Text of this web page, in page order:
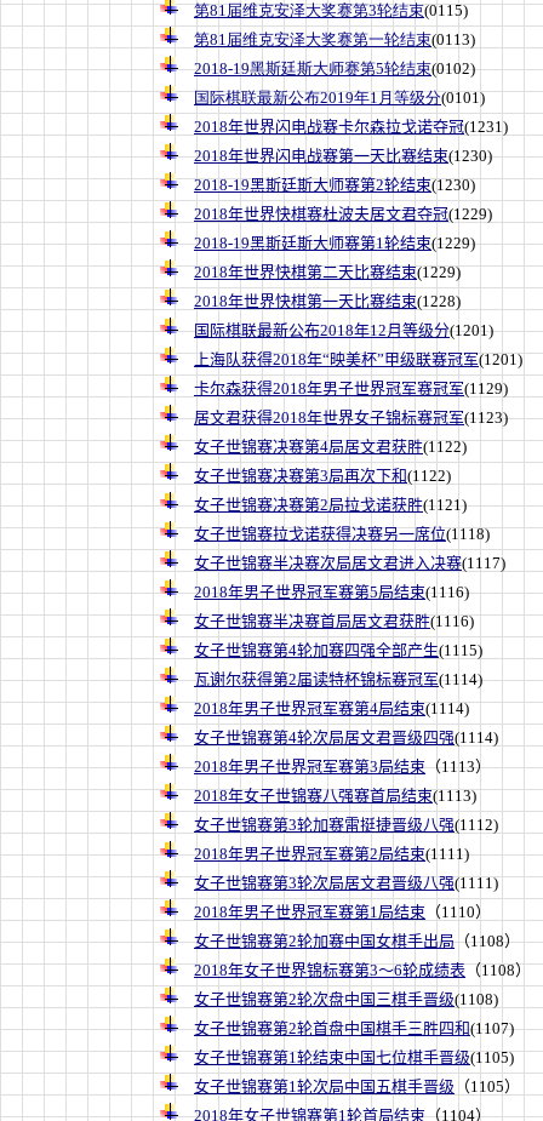
第81届维克安泽大奖赛第3轮结束(0115)
第81届维克安泽大奖赛第一轮结束(0113)
2018-19黑斯廷斯大师赛第5轮结束(0102)
国际棋联最新公布2019年1月等级分(0101)
2018年世界闪电战赛卡尔森拉戈诺夺冠(1231)
2018年世界闪电战赛第一天比赛结束(1230)
2018-19黑斯廷斯大师赛第2轮结束(1230)
2018年世界快棋赛杜波夫居文君夺冠(1229)
2018-19黑斯廷斯大师赛第1轮结束(1229)
2018年世界快棋第二天比赛结束(1229)
2018年世界快棋第一天比赛结束(1228)
国际棋联最新公布2018年12月等级分(1201)
上海队获得2018年“映美杯”甲级联赛冠军(1201)
卡尔森获得2018年男子世界冠军赛冠军(1129)
居文君获得2018年世界女子锦标赛冠军(1123)
女子世锦赛决赛第4局居文君获胜(1122)
女子世锦赛决赛第3局再次下和(1122)
女子世锦赛决赛第2局拉戈诺获胜(1121)
女子世锦赛拉戈诺获得决赛另一席位(1118)
女子世锦赛半决赛次局居文君进入决赛(1117)
2018年男子世界冠军赛第5局结束(1116)
女子世锦赛半决赛首局居文君获胜(1116)
女子世锦赛第4轮加赛四强全部产生(1115)
瓦谢尔获得第2届读特杯锦标赛冠军(1114)
2018年男子世界冠军赛第4局结束(1114)
女子世锦赛第4轮次局居文君晋级四强(1114)
2018年男子世界冠军赛第3局结束（1113）
2018年女子世锦赛八强赛首局结束(1113)
女子世锦赛第3轮加赛雷挺捷晋级八强(1112)
2018年男子世界冠军赛第2局结束(1111)
女子世锦赛第3轮次局居文君晋级八强(1111)
2018年男子世界冠军赛第1局结束 （1110）
女子世锦赛第2轮加赛中国女棋手出局（1108）
2018年女子世界锦标赛第3～6轮成绩表（1108）
女子世锦赛第2轮次盘中国三棋手晋级(1108)
女子世锦赛第2轮首盘中国棋手三胜四和(1107)
女子世锦赛第1轮结束中国七位棋手晋级(1105)
女子世锦赛第1轮次局中国五棋手晋级 （1105）
2018年女子世锦赛第1轮首局结束（1104）